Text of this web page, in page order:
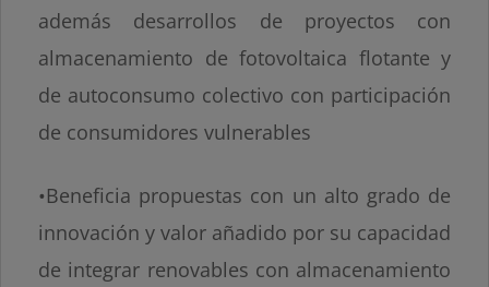
además desarrollos de proyectos con
almacenamiento de fotovoltaica flotante y
de autoconsumo colectivo con participación
de consumidores vulnerables
•Beneficia propuestas con un alto grado de
innovación y valor añadido por su capacidad
de integrar renovables con almacenamiento